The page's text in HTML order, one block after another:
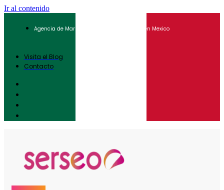
Ir al contenido
Agencia de Marketing Digital para Pymes en Mexico
Visita el Blog
Contacto